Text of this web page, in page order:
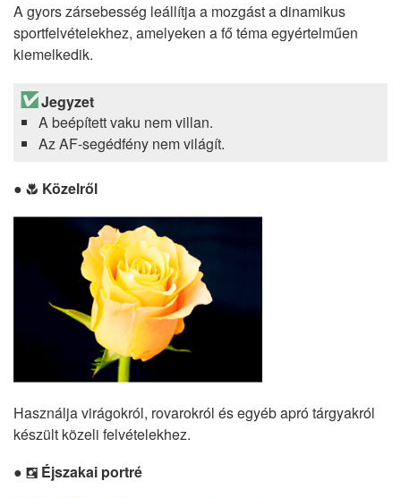
A gyors zársebesség leállítja a mozgást a dinamikus
sportfelvételekhez, amelyeken a fő téma egyértelműen
kiemelkedik.
Jegyzet
A beépített vaku nem villan.
Az AF-segédfény nem világít.
n Közelről
Használja virágokról, rovarokról és egyéb apró tárgyakról
készült közeli felvételekhez.
o Éjszakai portré